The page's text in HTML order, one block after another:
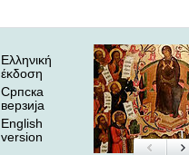
Ελληνική
έκδοση
Српска
верзиjа
English
version